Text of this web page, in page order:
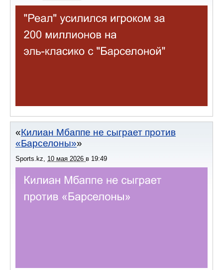
Килиан Мбаппе не сыграет против
«Барселоны»
Sports.kz 10 мая 2026 в 19:49